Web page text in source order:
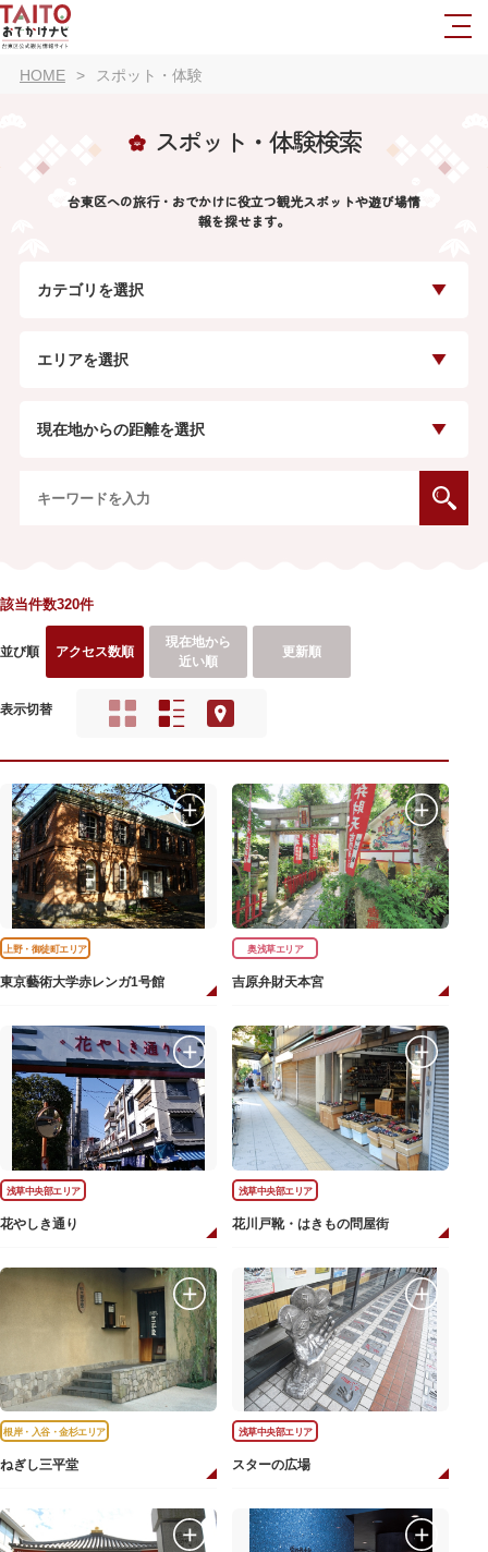
HOME スポット・体験
スポット・体験検索
台東区への旅行・おでかけに役立つ観光スポットや遊び場情
報を探せます。
カテゴリを選択
エリアを選択
現在地からの距離を選択
該当件数320件
並び順 アクセス数順
現在地から
近い順
更新順
表示切替
上野・御徒町エリア
東京藝術大学赤レンガ1号館
奥浅草エリア
吉原弁財天本宮
浅草中央部エリア
花やしき通り
浅草中央部エリア
花川戸靴・はきもの問屋街
根岸・入谷・金杉エリア
ねぎし三平堂
浅草中央部エリア
スターの広場